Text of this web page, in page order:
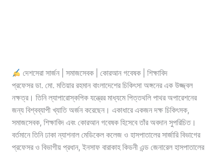
দেশসেরা সার্জন | সমাজসেবক | কোরআন গবেষক | শিক্ষাবিদ
প্রফেসর ডা. মো. মতিয়ার রহমান বাংলাদেশের চিকিৎসা অঙ্গনের এক উজ্জ্বল
নক্ষত্র। তিনি ল্যাপারোস্কপিক যন্ত্রের মাধ্যমে পিত্তথলি পাথর অপারেশনের
জন্য বিশ্বব্যাপী খ্যাতি অর্জন করেছেন। একাধারে একজন দক্ষ চিকিৎসক,
সমাজসেবক, শিক্ষাবিদ এবং কোরআন গবেষক হিসেবে তাঁর অবদান সুপরিচিত।
বর্তমানে তিনি ঢাকা ন্যাশনাল মেডিকেল কলেজ ও হাসপাতালের সার্জারি বিভাগের
প্রফেসর ও বিভাগীয় প্রধান, ইনসাফ বারাকাহ কিডনী এন্ড জেনারেল হাসপাতালের